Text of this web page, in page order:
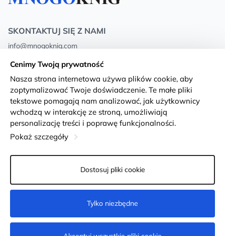
SKONTAKTUJ SIĘ Z NAMI
info@mnogoknig.com
Rīga, Augusta Deglava 69d, LV-1082
O nas
Sklepy
Dostawa i płatność
Karty lojalnościowe
Dla klientów hurtowych
Privacy Policy
Warunki i zasady
Returns
Ustawienia plików cookie
Cenimy Twoją prywatność
Nasza strona internetowa używa plików cookie, aby
zoptymalizować Twoje doświadczenie. Te małe pliki
tekstowe pomagają nam analizować, jak użytkownicy
wchodzą w interakcję ze stroną, umożliwiają
personalizację treści i poprawę funkcjonalności.
Pokaż szczegóły
Dostosuj pliki cookie
Tylko niezbędne